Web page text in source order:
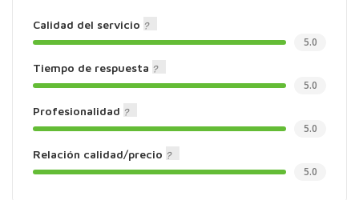
Calidad del servicio
5.0
Tiempo de respuesta
5.0
Profesionalidad
5.0
Relación calidad/precio
5.0